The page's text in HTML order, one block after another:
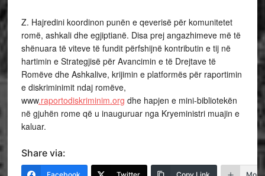
Z. Hajredini koordinon punën e qeverisë për komunitetet
romë, ashkali dhe egjiptianë. Disa prej angazhimeve më të
shënuara të viteve të fundit përfshijnë kontributin e tij në
hartimin e Strategjisë për Avancimin e të Drejtave të
Romëve dhe Ashkalive, krijimin e platformës për raportimin
e diskriminimit ndaj romëve,
www.raportodiskriminim.org dhe hapjen e mini-bibliotekën
në gjuhën rome që u inauguruar nga Kryeministri muajin e
kaluar.
Share via: